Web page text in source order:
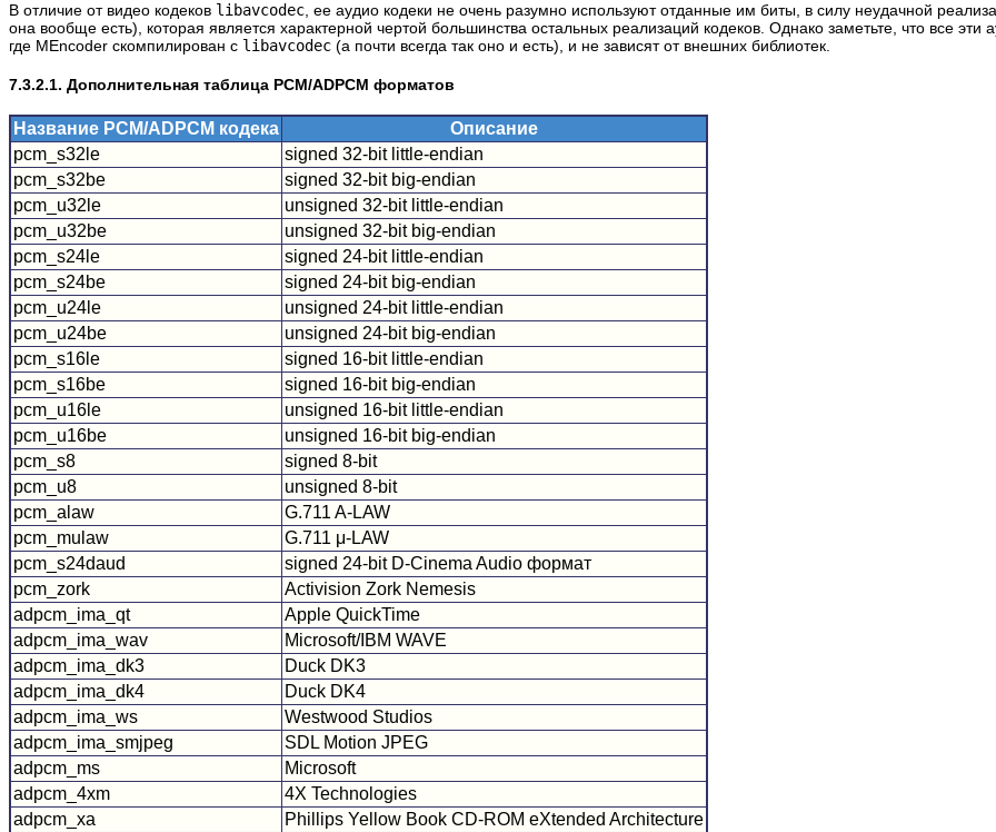
В отличие от видео кодеков libavcodec, ее аудио кодеки не очень разумно используют отданные им биты, в силу неудачной
она вообще есть), которая является характерной чертой большинства остальных реализаций кодеков. Однако заметьте, что все
где MEncoder скомпилирован с libavcodec (а почти всегда так оно и есть), и не зависят от внешних библиотек.
7.3.2.1. Дополнительная таблица PCM/ADPCM форматов
Название PCM/ADPCM кодека
Описание
pcm_s32le
signed 32-bit little-endian
pcm_s32be
signed 32-bit big-endian
pcm_u32le
unsigned 32-bit little-endian
pcm_u32be
unsigned 32-bit big-endian
pcm_s24le
signed 24-bit little-endian
pcm_s24be
signed 24-bit big-endian
pcm_u24le
unsigned 24-bit little-endian
pcm_u24be
unsigned 24-bit big-endian
pcm_s16le
signed 16-bit little-endian
pcm_s16be
signed 16-bit big-endian
pcm_u16le
unsigned 16-bit little-endian
pcm_u16be
unsigned 16-bit big-endian
pcm_s8
signed 8-bit
pcm_u8
unsigned 8-bit
pcm_alaw
G.711 A-LAW
pcm_mulaw
G.711 μ-LAW
pcm_s24daud
signed 24-bit D-Cinema Audio формат
pcm_zork
Activision Zork Nemesis
adpcm_ima_qt
Apple QuickTime
adpcm_ima_wav
Microsoft/IBM WAVE
adpcm_ima_dk3
Duck DK3
adpcm_ima_dk4
Duck DK4
adpcm_ima_ws
Westwood Studios
adpcm_ima_smjpeg
SDL Motion JPEG
adpcm_ms
Microsoft
adpcm_4xm
4X Technologies
adpcm_xa
Phillips Yellow Book CD-ROM eXtended Architecture